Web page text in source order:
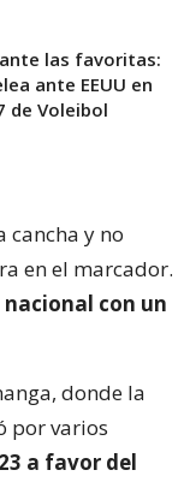
las favoritas:
ante EEUU en
de Voleibol
cancha y no
en el marcador.
con un
donde la
por varios
a favor del